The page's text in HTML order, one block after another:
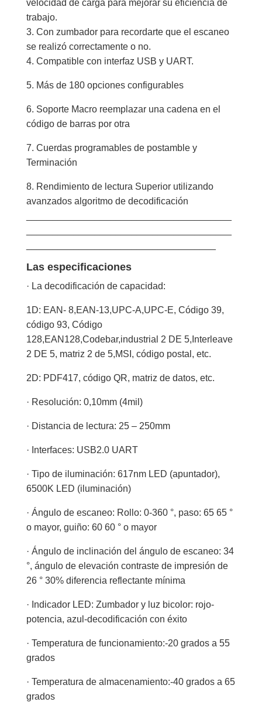
velocidad de carga para mejorar su eficiencia de
trabajo.
3. Con zumbador para recordarte que el escaneo
se realizó correctamente o no.
4. Compatible con interfaz USB y UART.
5. Más de 180 opciones configurables
6. Soporte Macro reemplazar una cadena en el
código de barras por otra
7. Cuerdas programables de postamble y
Terminación
8. Rendimiento de lectura Superior utilizando
avanzados algoritmo de decodificación
Las especificaciones
· La decodificación de capacidad:
1D: EAN- 8,EAN-13,UPC-A,UPC-E, Código 39,
código 93, Código
128,EAN128,Codebar,industrial 2 DE 5,Interleave
2 DE 5, matriz 2 de 5,MSI, código postal, etc.
2D: PDF417, código QR, matriz de datos, etc.
· Resolución: 0,10mm (4mil)
· Distancia de lectura: 25 – 250mm
· Interfaces: USB2.0 UART
· Tipo de iluminación: 617nm LED (apuntador),
6500K LED (iluminación)
· Ángulo de escaneo: Rollo: 0-360 °, paso: 65 65 °
o mayor, guiño: 60 60 ° o mayor
· Ángulo de inclinación del ángulo de escaneo: 34
°, ángulo de elevación contraste de impresión de
26 ° 30% diferencia reflectante mínima
· Indicador LED: Zumbador y luz bicolor: rojo-
potencia, azul-decodificación con éxito
· Temperatura de funcionamiento:-20 grados a 55
grados
· Temperatura de almacenamiento:-40 grados a 65
grados